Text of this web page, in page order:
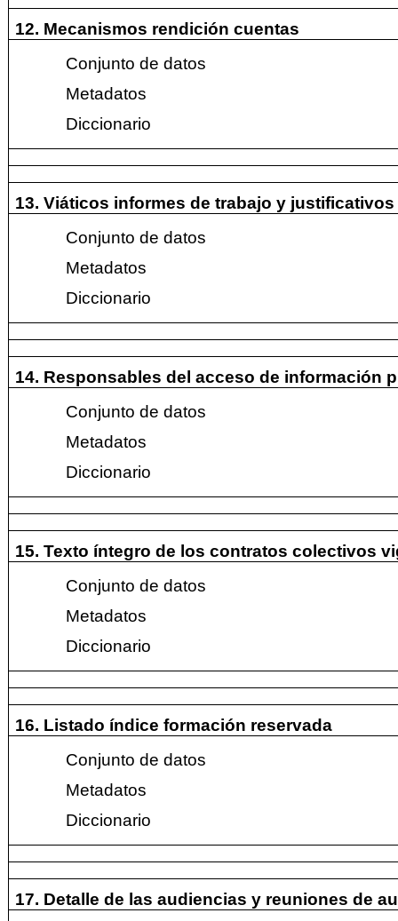
12. Mecanismos rendición cuentas
Conjunto de datos
Metadatos
Diccionario
13. Viáticos informes de trabajo y
Conjunto de datos
Metadatos
Diccionario
14. Responsables del acceso de información
Conjunto de datos
Metadatos
Diccionario
15. Texto íntegro de los contratos colectivos
Conjunto de datos
Metadatos
Diccionario
16. Listado índice formación reservada
Conjunto de datos
Metadatos
Diccionario
17. Detalle de las audiencias y reuniones de